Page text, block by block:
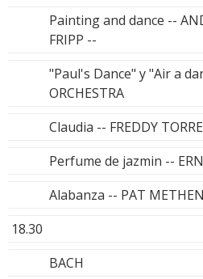
Painting and dance --
FRIPP --
"Paul's Dance" y "Air a
ORCHESTRA
Claudia -- FREDDY
Perfume de jazmin --
Alabanza -- PAT
18.30
BACH